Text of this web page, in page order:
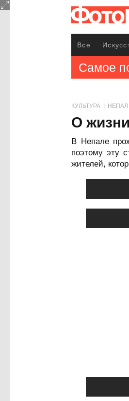
Все
Самое
КУЛЬТУРА НЕПАЛ
О
В Непале
поэтому эту
жителей,